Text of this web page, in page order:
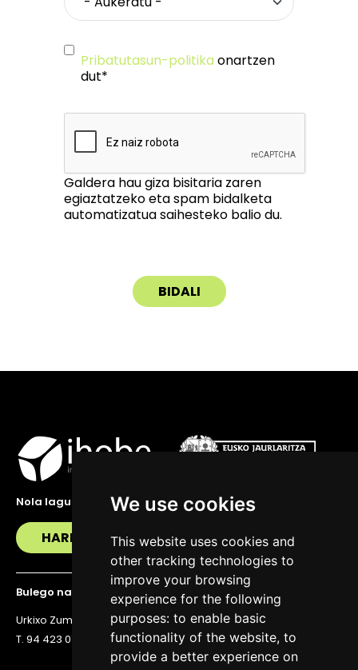
We use cookies
This website uses cookies and
other tracking technologies to
improve your browsing
experience for the following
purposes: to enable basic
functionality of the website, to
provide a better experience on
Pribatutasun-politika onartzen
dut*
Galdera hau giza bisitaria zaren
egiaztatzeko eta spam bidalketa
automatizatua saihesteko balio du.
Nola lagundu zaitzakegu?
HARREMANETAN JARRI
Bulego nagusia
Urkixo Zumarkalea 36, 6. solairua, 48011 Bilbo
T. 94 423 07 43